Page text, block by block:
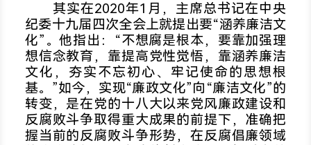
其实在2020年1月，主席总书记在中央
纪委十九届四次全会上就提出要“涵养廉洁文
化”。他指出：“不想腐是根本，要靠加强理
想信念教育，靠提高党性觉悟，靠涵养廉洁
文化，夯实不忘初心、牢记使命的思想根
基。”如今，实现“廉政文化”向“廉洁文化”的
转变，是在党的十八大以来党风廉政建设和
反腐败斗争取得重大成果的前提下，准确把
握当前的反腐败斗争形势，在反腐倡廉领域